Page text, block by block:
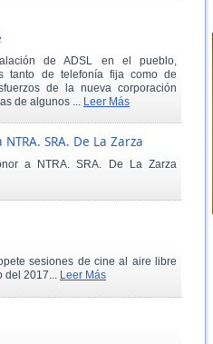
de ADSL en el pueblo,
tanto de telefonía fija como de
de la nueva corporación
de algunos ... Leer Más
SRA. De La Zarza
a NTRA. SRA. De La Zarza
sesiones de cine al aire libre
del 2017... Leer Más